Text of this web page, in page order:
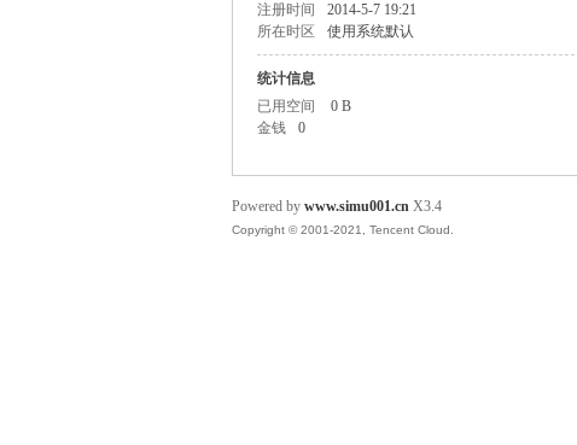
注册时间
2014-5-7 19:21
所在时区
使用系统默认
统计信息
已用空间
0 B
金钱
0
Powered by www.simu001.cn X3.4
Copyright © 2001-2021, Tencent Cloud.